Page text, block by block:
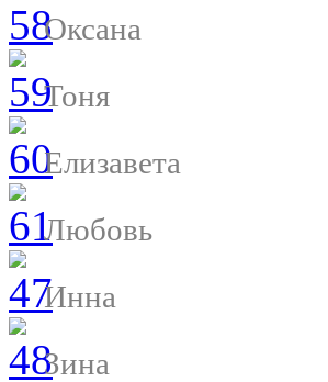
Оксана
Тоня
Елизавета
Любовь
Инна
Зина